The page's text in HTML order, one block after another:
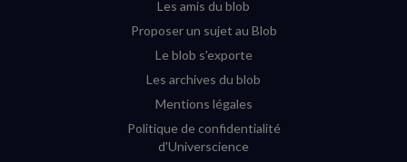
Les amis du blob
Proposer un sujet au Blob
Le blob s'exporte
Les archives du blob
Mentions légales
Politique de confidentialité
d'Universcience